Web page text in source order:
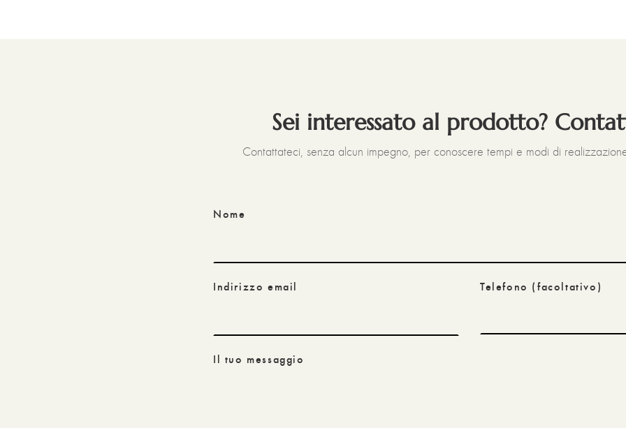
Sei interessato al prodotto?
Contattateci, senza alcun impegno, per conoscere tempi e modi di
Nome
Indirizzo email Telefono (facoltativo)
Il tuo messaggio